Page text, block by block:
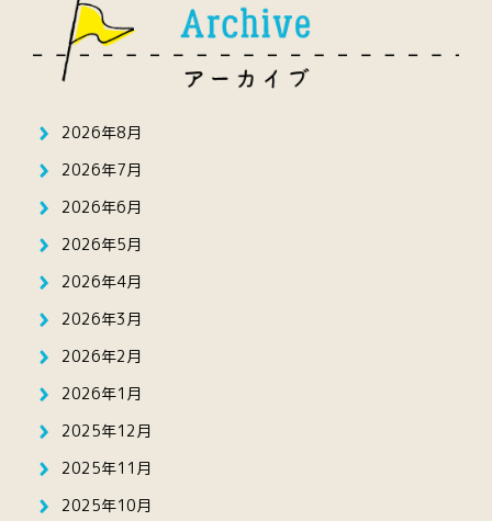
2026年8月
2026年7月
2026年6月
2026年5月
2026年4月
2026年3月
2026年2月
2026年1月
2025年12月
2025年11月
2025年10月